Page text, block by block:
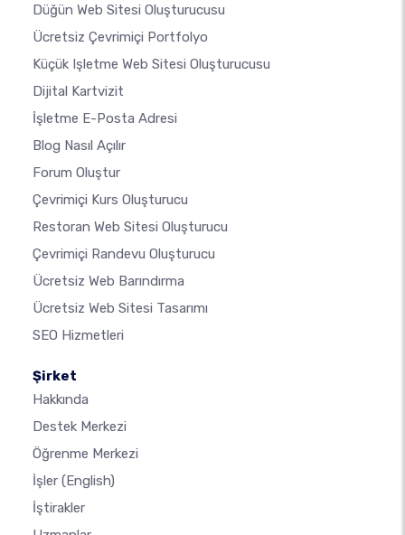
Düğün Web Sitesi Oluşturucusu
Ücretsiz Çevrimiçi Portfolyo
Küçük Işletme Web Sitesi Oluşturucusu
Dijital Kartvizit
İşletme E-Posta Adresi
Blog Nasıl Açılır
Forum Oluştur
Çevrimiçi Kurs Oluşturucu
Restoran Web Sitesi Oluşturucu
Çevrimiçi Randevu Oluşturucu
Ücretsiz Web Barındırma
Ücretsiz Web Sitesi Tasarımı
SEO Hizmetleri
Şirket
Hakkında
Destek Merkezi
Öğrenme Merkezi
İşler (English)
İştirakler